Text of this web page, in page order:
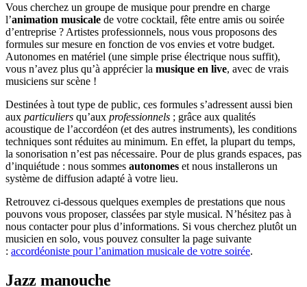
Vous cherchez un groupe de musique pour prendre en charge
l’animation musicale de votre cocktail, fête entre amis ou soirée
d’entreprise ? Artistes professionnels, nous vous proposons des
formules sur mesure en fonction de vos envies et votre budget.
Autonomes en matériel (une simple prise électrique nous suffit),
vous n’avez plus qu’à apprécier la musique en live, avec de vrais
musiciens sur scène !
Destinées à tout type de public, ces formules s’adressent aussi bien
aux particuliers qu’aux professionnels ; grâce aux qualités
acoustique de l’accordéon (et des autres instruments), les conditions
techniques sont réduites au minimum. En effet, la plupart du temps,
la sonorisation n’est pas nécessaire. Pour de plus grands espaces, pas
d’inquiétude : nous sommes autonomes et nous installerons un
système de diffusion adapté à votre lieu.
Retrouvez ci-dessous quelques exemples de prestations que nous
pouvons vous proposer, classées par style musical. N’hésitez pas à
nous contacter pour plus d’informations. Si vous cherchez plutôt un
musicien en solo, vous pouvez consulter la page suivante
: accordéoniste pour l’animation musicale de votre soirée.
Jazz manouche